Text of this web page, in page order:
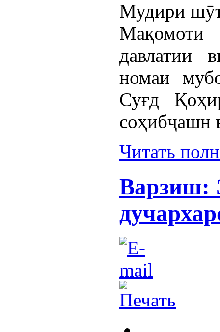
Мудири
давлатии
номаи
Суғд
соҳибҷашн
Читать
Варзиш: